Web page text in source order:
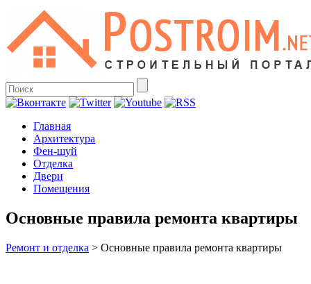
Главная
Архитектура
Фен-шуй
Отделка
Двери
Помещения
Основные правила ремонта квартиры
Ремонт и отделка > Основные правила ремонта квартиры